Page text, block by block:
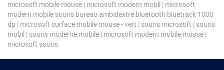
microsoft mobile mouse | microsoft modern mobil | microsoft
modern mobile souris bureau ambidextre bluetooth bluetrack 1000
dp | microsoft surface mobile mouse - vert | souris microsoft | souris
mobil | souris moderne mobile | microsoft modern mobile mouse |
microsoft souris